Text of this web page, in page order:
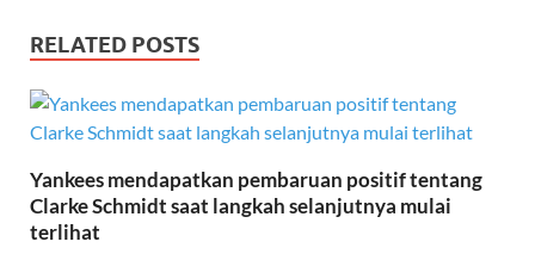
RELATED POSTS
Yankees mendapatkan pembaruan positif tentang
Clarke Schmidt saat langkah selanjutnya mulai
terlihat